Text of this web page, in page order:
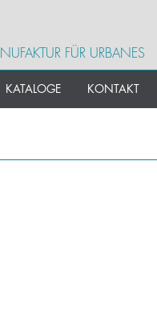
FÜR URBANES
KATALOGE KONTAKT